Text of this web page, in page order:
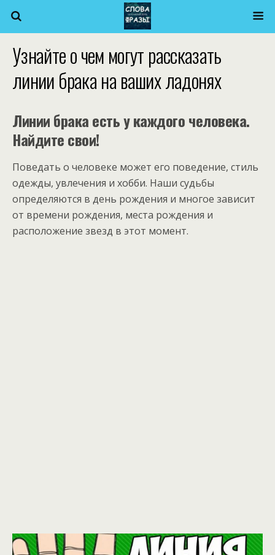
Узнайте о чем могут рассказать
линии брака на ваших ладонях
Линии брака есть у каждого человека.
Найдите свои!
Поведать о человеке может его поведение, стиль
одежды, увлечения и хобби. Наши судьбы
определяются в день рождения и многое зависит
от времени рождения, места рождения и
расположение звезд в этот момент.